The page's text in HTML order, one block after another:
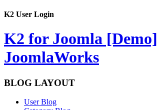
K2 User Login
K2 for Joomla [Demo]
JoomlaWorks
BLOG LAYOUT
User Blog